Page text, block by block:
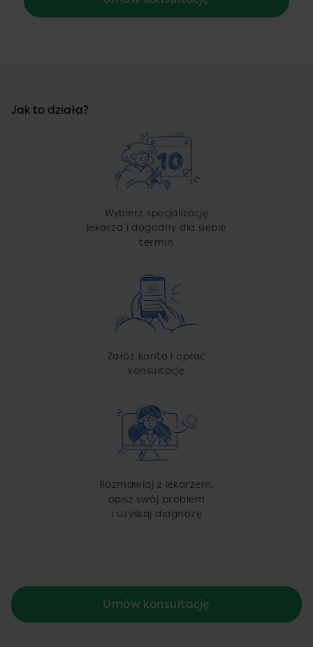
Jak to działa?
Wybierz specjalizację
lekarza i dogodny dla siebie
termin
Załóż konto i opłać
konsultację
Rozmawiaj z lekarzem,
opisz swój problem
i uzyskaj diagnozę
Umów konsultację